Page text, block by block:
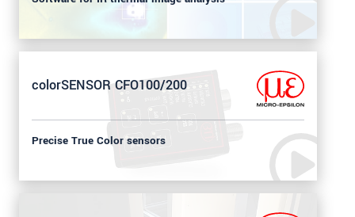
colorSENSOR CFO100/200
Precise True Color sensors